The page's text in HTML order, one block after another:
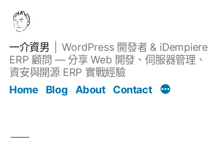
一介資男
WordPress 開發者 & iDempiere
ERP 顧問 — 分享 Web 開發、伺服器管理、
資安與開源 ERP 實戰經驗
Home
Blog About Contact
文章